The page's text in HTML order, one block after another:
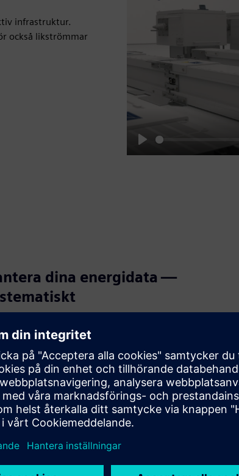
infrastruktur.
också likströmmar
Play
dina energidata —
via samlingsskenorna, utan ytterligare ledningar.
för transparent drift i din bransch eller
eller elektromobilitetsinfrastruktur.